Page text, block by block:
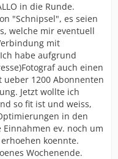
in die Runde.
"Schnipsel", es seien
welche mir eventuell
mit
habe aufgrund
auch einen
1200 Abonnenten
Jetzt wollte ich
so fit ist und weiss,
in den
ev. noch um
koennte.
Wochenende.